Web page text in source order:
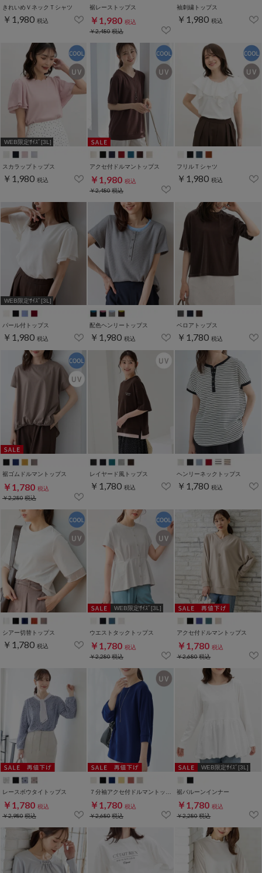
きれいめＶネックＴシャツ
￥1,980 税込
裾レーストップス
￥1,980 税込
￥2,480税込
袖刺繍トップス
￥1,980 税込
WEB限定ｻｲｽﾞ[3L]
スカラップトップス
￥1,980 税込
アクセ付ドルマントップス
￥1,980 税込
￥2,480税込
フリルＴシャツ
￥1,980 税込
WEB限定ｻｲｽﾞ[3L]
パール付トップス
￥1,980 税込
配色ヘンリートップス
￥1,980 税込
ベロアトップス
￥1,780 税込
裾ゴムドルマントップス
￥1,780 税込
￥2,280税込
レイヤード風トップス
￥1,780 税込
ヘンリーネックトップス
￥1,780 税込
シアー切替トップス
￥1,780 税込
WEB限定ｻｲｽﾞ[3L]
ウエストタックトップス
￥1,780 税込
￥2,280税込
アクセ付ドルマントップス
￥1,780 税込
￥2,680税込
レースボウタイトップス
￥1,780 税込
￥2,980税込
￥1,780 税込
￥2,680税込
WEB限定ｻｲｽﾞ[3L]
裾バルーンインナー
￥1,780 税込
￥2,280税込